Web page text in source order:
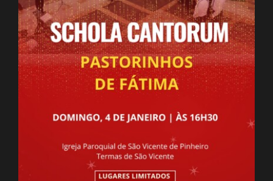
ESPAÇO OUVINTE
A RCP